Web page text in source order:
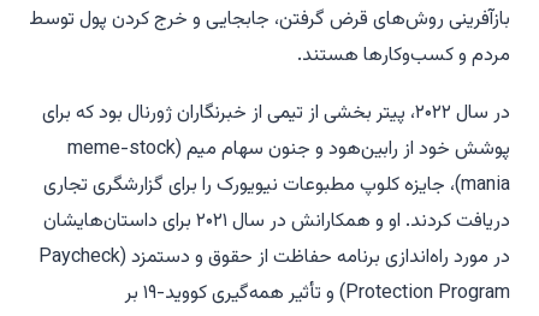
بازآفرینی روش‌های قرض گرفتن، جابجایی و خرج کردن پول توسط
مردم و کسب‌وکارها هستند.
در سال ۲۰۲۲، پیتر بخشی از تیمی از خبرنگاران ژورنال بود که برای
پوشش خود از رابین‌هود و جنون سهام میم (meme-stock
mania)، جایزه کلوپ مطبوعات نیویورک را برای گزارشگری تجاری
دریافت کردند. او و همکارانش در سال ۲۰۲۱ برای داستان‌هایشان
در مورد راه‌اندازی برنامه حفاظت از حقوق و دستمزد (Paycheck
Protection Program) و تأثیر همه‌گیری کووید-۱۹ بر